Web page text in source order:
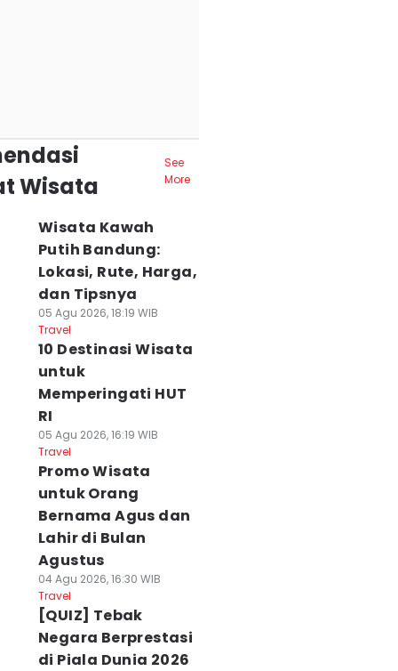
Wisata
See
More
Wisata Kawah
Putih Bandung:
Lokasi, Rute, Harga,
dan Tipsnya
05 Agu 2026, 18:19 WIB
Travel
10 Destinasi Wisata
untuk
Memperingati HUT
RI
05 Agu 2026, 16:19 WIB
Travel
Promo Wisata
untuk Orang
Bernama Agus dan
Lahir di Bulan
Agustus
04 Agu 2026, 16:30 WIB
Travel
[QUIZ] Tebak
Negara Berprestasi
di Piala Dunia 2026